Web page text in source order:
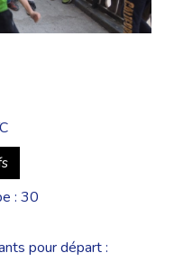
: 30
pour départ :